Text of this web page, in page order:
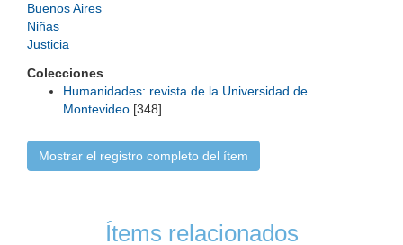
Buenos Aires
Niñas
Justicia
Colecciones
Humanidades: revista de la Universidad de
Montevideo [348]
Mostrar el registro completo del ítem
Ítems relacionados